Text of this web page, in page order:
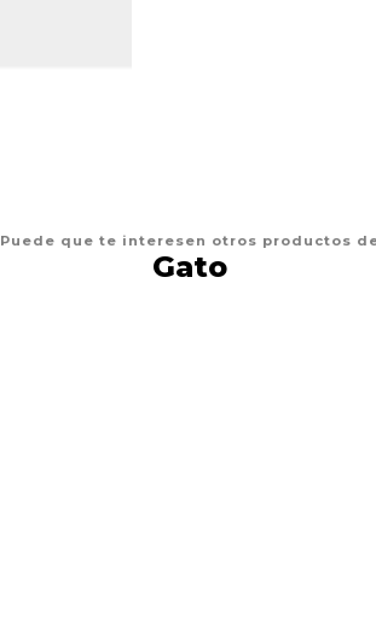
Puede que te interesen otros productos
Gato